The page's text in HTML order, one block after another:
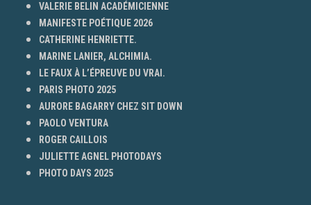
VALERIE BELIN ACADÉMICIENNE
MANIFESTE POÉTIQUE 2026
CATHERINE HENRIETTE.
MARINE LANIER, ALCHIMIA.
LE FAUX À L’ÉPREUVE DU VRAI.
PARIS PHOTO 2025
AURORE BAGARRY CHEZ SIT DOWN
PAOLO VENTURA
ROGER CAILLOIS
JULIETTE AGNEL PHOTODAYS
PHOTO DAYS 2025